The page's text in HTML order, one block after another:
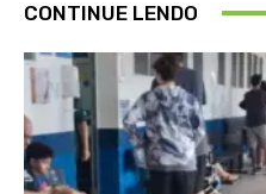
CONTINUE LENDO